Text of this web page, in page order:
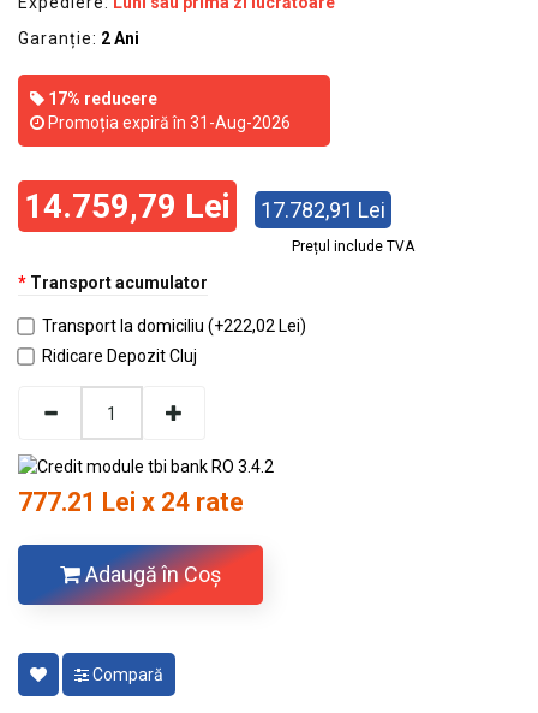
Garanție: 2 Ani
17% reducere
Promoția expiră în 31-Aug-2026
14.759,79 Lei 17.782,91 Lei
Prețul include TVA
Transport acumulator
Transport la domiciliu (+222,02 Lei)
Ridicare Depozit Cluj
777.21 Lei x 24 rate
Adaugă în Coş
Compară